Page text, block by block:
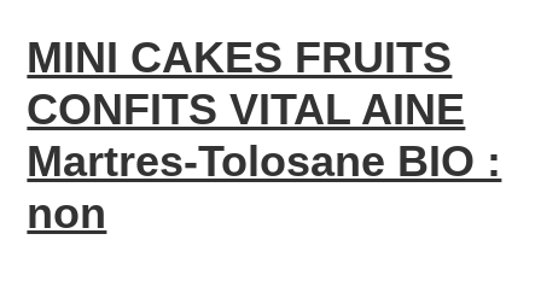
MINI CAKES FRUITS
CONFITS VITAL AINE
Martres-Tolosane BIO :
non